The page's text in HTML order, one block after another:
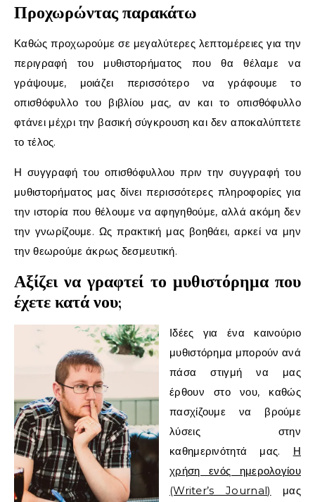
Προχωρώντας παρακάτω
Καθώς προχωρούμε σε μεγαλύτερες λεπτομέρειες για την
περιγραφή του μυθιστορήματος που θα θέλαμε να
γράψουμε, μοιάζει περισσότερο να γράφουμε το
οπισθόφυλλο του βιβλίου μας, αν και το οπισθόφυλλο
φτάνει μέχρι την βασική σύγκρουση και δεν αποκαλύπτετε
το τέλος.
Η συγγραφή του οπισθόφυλλου πριν την συγγραφή του
μυθιστορήματος μας δίνει περισσότερες πληροφορίες για
την ιστορία που θέλουμε να αφηγηθούμε, αλλά ακόμη δεν
την γνωρίζουμε. Ως πρακτική μας βοηθάει, αρκεί να μην
την θεωρούμε άκρως δεσμευτική.
Αξίζει να γραφτεί το μυθιστόρημα που
έχετε κατά νου;
Ιδέες για ένα καινούριο
μυθιστόρημα μπορούν ανά
πάσα στιγμή να μας
έρθουν στο νου, καθώς
πασχίζουμε να βρούμε
λύσεις στην
καθημερινότητά μας. Η
χρήση ενός ημερολογίου
(Writer’s Journal)
μας